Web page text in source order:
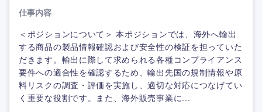
仕事内容
＜ポジションについて＞ 本ポジションでは、海外へ輸出
する商品の製品情報確認および安全性の検証を担っていた
だきます。輸出に際して求められる各種コンプライアンス
要件への適合性を確認するため、輸出先国の規制情報や原
料リスクの調査・評価を実施し、適切な対応につなげてい
く重要な役割です。また、海外販売事業に...